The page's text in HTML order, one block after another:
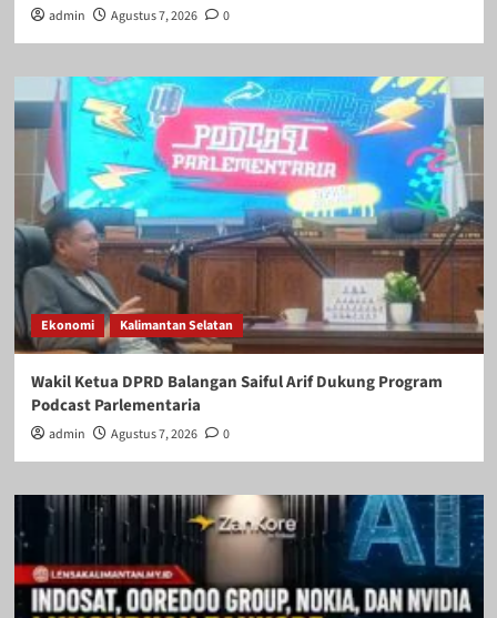
admin Agustus 7, 2026 0
Ekonomi Kalimantan Selatan
Wakil Ketua DPRD Balangan Saiful Arif Dukung Program
Podcast Parlementaria
admin Agustus 7, 2026 0